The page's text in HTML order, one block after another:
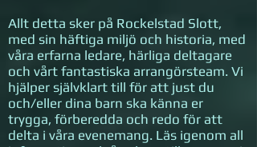
Allt detta sker på Rockelstad Slott,
med sin häftiga miljö och historia, med
våra erfarna ledare, härliga deltagare
och vårt fantastiska arrangörsteam. Vi
hjälper självklart till för att just du
och/eller dina barn ska känna er
trygga, förberedda och redo för att
delta i våra evenemang. Läs igenom all